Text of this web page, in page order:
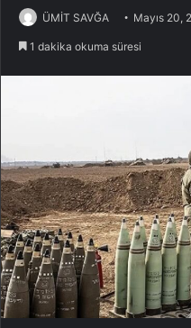
ÜMİT SAVĞA Mayıs 20,
1 dakika okuma süresi